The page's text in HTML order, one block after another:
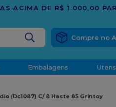
Embalagens
(Dc1087) C/ 8 Haste 85 Grintoy